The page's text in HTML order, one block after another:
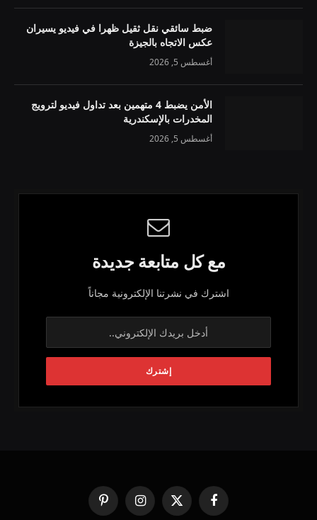
ضبط سائقي نقل ثقيل ظهرا في فيديو يسيران
عكس الاتجاه بالجيزة
أغسطس 5, 2026
الأمن يضبط 4 متهمين بعد تداول فيديو لترويج
المخدرات بالإسكندرية
أغسطس 5, 2026
مع كل متابعة جديدة
اشترك في نشرتنا الإلكترونية مجاناً
فيسبوك
X
الانستغرامبينتيريست